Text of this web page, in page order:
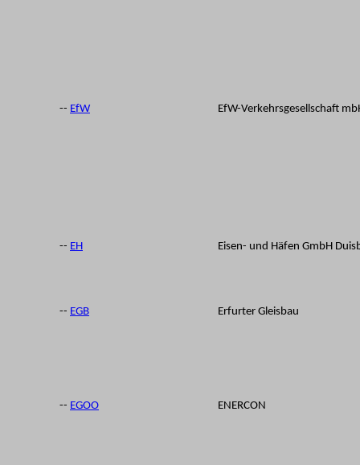
-- EfW EfW-Verkehrsgesellschaft
-- EH Eisen- und Häfen GmbH
-- EGB Erfurter Gleisbau
-- EGOO ENERCON